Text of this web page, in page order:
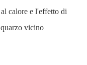
calore e l'effetto di
vicino